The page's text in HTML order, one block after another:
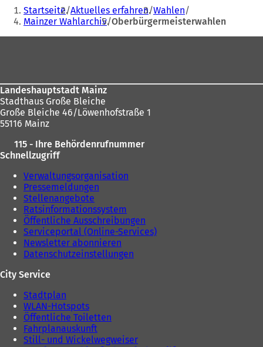
Sie
befinden
sich
Startseite Aktuelles erfahren Wahlen
Mainzer Wahlarchiv Oberbürgermeisterwahlen
Landeshauptstadt Mainz
Stadthaus Große Bleiche
Große Bleiche 46/Löwenhofstraße 1
55116 Mainz
115 - Ihre Behördenrufnummer
Schnellzugriff
Verwaltungsorganisation
Pressemeldungen
Stellenangebote
Ratsinformationssystem
Öffentliche Ausschreibungen
Serviceportal (Online-Services)
Newsletter abonnieren
Datenschutzeinstellungen
City Service
Stadtplan
WLAN-Hotspots
Öffentliche Toiletten
Fahrplanauskunft
Still- und Wickelwegweiser